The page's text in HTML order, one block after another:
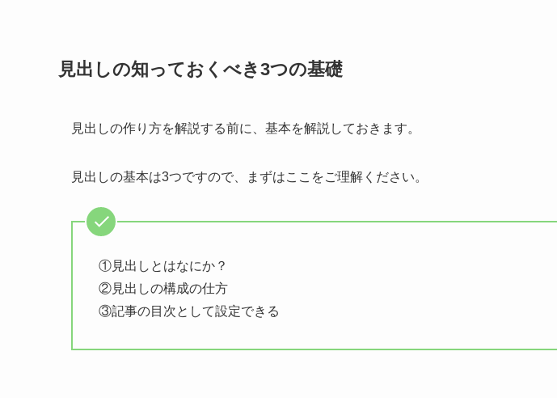
見出しの知っておくべき3つの基礎
見出しの作り方を解説する前に、基本を解説しておきます。
見出しの基本は3つですので、まずはここをご理解ください。
①見出しとはなにか？
②見出しの構成の仕方
③記事の目次として設定できる